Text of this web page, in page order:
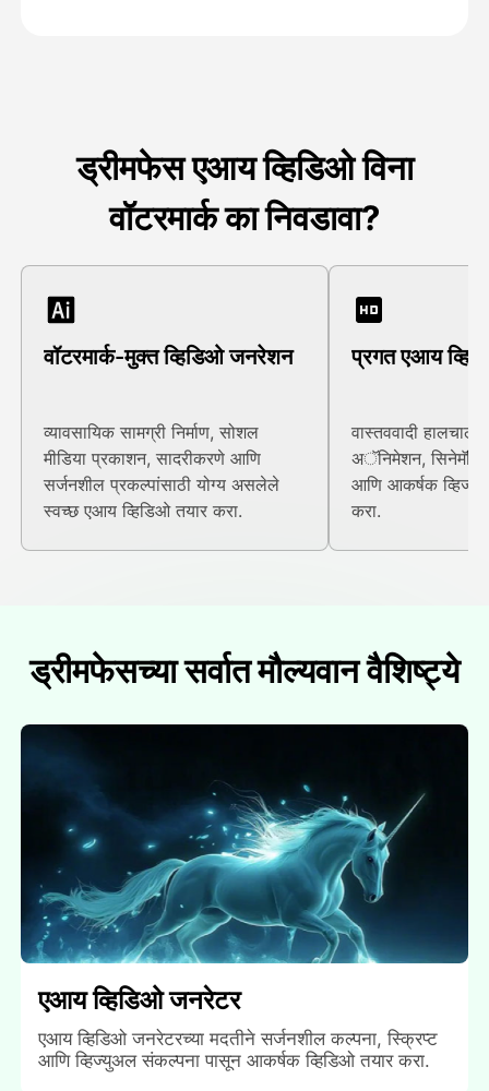
ड्रीमफेस एआय व्हिडिओ विना
वॉटरमार्क का निवडावा?
वॉटरमार्क-मुक्त व्हिडिओ जनरेशन
व्यावसायिक सामग्री निर्माण, सोशल
मीडिया प्रकाशन, सादरीकरणे आणि
सर्जनशील प्रकल्पांसाठी योग्य असलेले
स्वच्छ एआय व्हिडिओ तयार करा.
प्रगत एआय
वास्तववादी
अॅनिमेशन, सिनेमॅटिक
आणि आकर्षक
करा.
ड्रीमफेसच्या सर्वात मौल्यवान वैशिष्ट्ये
एआय व्हिडिओ जनरेटर
एआय व्हिडिओ जनरेटरच्या मदतीने सर्जनशील कल्पना, स्क्रिप्ट
आणि व्हिज्युअल संकल्पना पासून आकर्षक व्हिडिओ तयार करा.